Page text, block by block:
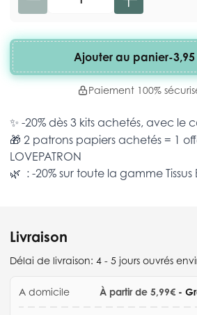
Ajouter au panier-
Paiement 100%
✨ -20% dès 3 kits achetés, avec le
🎁 2 patrons papiers achetés = 1
LOVEPATRON
🌿 : -20% sur toute la gamme
Livraison
Délai de livraison: 4 - 5 jours ouvrés
A domicile À partir de 5,99€ -